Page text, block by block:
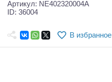
Игрушки
Самолеты
Артикул: NE402320004A
ID: 36004
В избранное